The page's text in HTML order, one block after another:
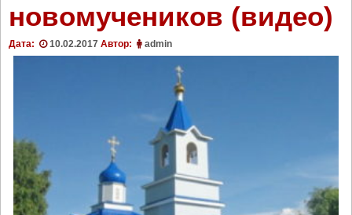
новомучеников (видео)
Дата: 10.02.2017 Автор: admin